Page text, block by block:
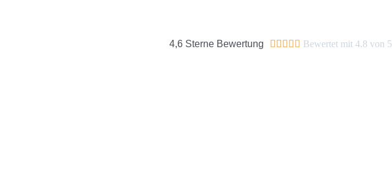
4,6 Sterne Bewertung
     Bewertet mit 4.8 von 5